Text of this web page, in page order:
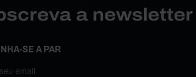
a
SE A PAR